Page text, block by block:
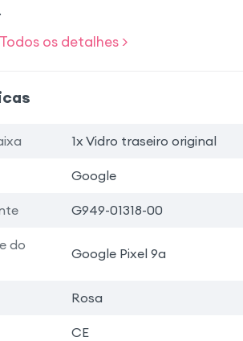
Todos os detalhes >
1x Vidro traseiro original
Google
G949-01318-00
do
Google Pixel 9a
Rosa
CE